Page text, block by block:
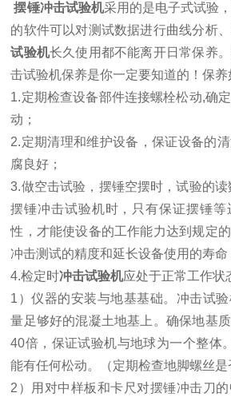
摆锤冲击试验机采用的是电子式试验
的软件可以对测试数据进行曲线分析
试验机长久使用都不能离开日常保养
击试验机保养是你一定要知道的！保养
1.定期检查设备部件连接螺栓松动,确
动；
2.定期清理和维护设备，保证设备的
腐良好；
3.做空击试验，摆锤空摆时，试验的
摆锤冲击试验机时，只有保证摆锤等
性，才能使设备的工作能力达到规定
冲击测试的精度和延长设备使用的寿命
4.检定时冲击试验机应处于正常工作状
1）仪器的安装与地基基础。冲击试
量足够好的混凝土地基上。确保地基
40倍，保证试验机与地球为一个整体
能有任何松动。（定期检查地脚螺丝是
2）用对中样板和卡尺对摆锤冲击刀